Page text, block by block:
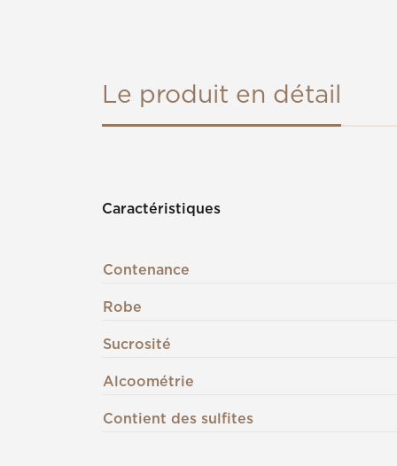
Le produit en détail
Caractéristiques
Contenance
Robe
Sucrosité
Alcoométrie
Contient des sulfites